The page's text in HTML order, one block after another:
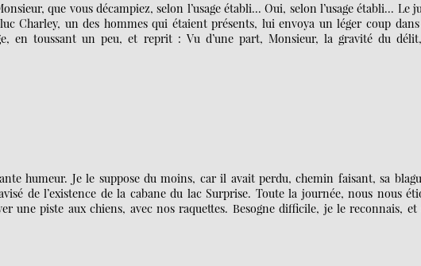
que vous décampiez, selon l’usage établi... Oui, selon l’usage établi... Le
Charley, un des hommes qui étaient présents, lui envoya un léger coup
en toussant un peu, et reprit : Vu d’une part, Monsieur, la gravité du
humeur. Je le suppose du moins, car il avait perdu, chemin faisant, sa
de l’existence de la cabane du lac Surprise. Toute la journée, nous nous
une piste aux chiens, avec nos raquettes. Besogne difficile, je le reconnais, et